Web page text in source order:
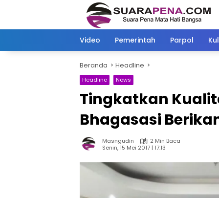
Video Pemerintah Parpol
Beranda Headline
Headline News
Tingkatkan
Bhagasasi
Masngudin
2 Min Baca
Senin, 15 Mei 2017 | 17:13